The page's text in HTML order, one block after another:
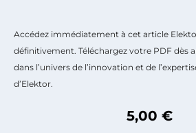
Accédez immédiatement à cet article
définitivement. Téléchargez votre PDF dès
dans l’univers de l’innovation et de
d’Elektor.
5,00 €